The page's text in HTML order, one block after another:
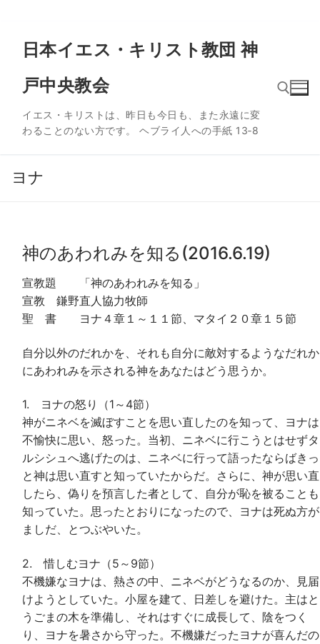
日本イエス・キリスト教団 神
戸中央教会
イエス・キリストは、昨日も今日も、また永遠に変
わることのない方です。 ヘブライ人への手紙 13‐8
ヨナ
神のあわれみを知る(2016.6.19)
宣教題 「神のあわれみを知る」
宣教 鎌野直人協力牧師
聖 書 ヨナ４章１～１１節、マタイ２０章１５節
自分以外のだれかを、それも自分に敵対するようなだれか
にあわれみを示される神をあなたはどう思うか。
1. ヨナの怒り（1～4節）
神がニネベを滅ぼすことを思い直したのを知って、ヨナは
不愉快に思い、怒った。当初、ニネベに行こうとはせずタ
ルシシュへ逃げたのは、ニネベに行って語ったならばきっ
と神は思い直すと知っていたからだ。さらに、神が思い直
したら、偽りを預言した者として、自分が恥を被ることも
知っていた。思ったとおりになったので、ヨナは死ぬ方が
ましだ、とつぶやいた。
2. 惜しむヨナ（5～9節）
不機嫌なヨナは、熱さの中、ニネベがどうなるのか、見届
けようとしていた。小屋を建て、日差しを避けた。主はと
うごまの木を準備し、それはすぐに成長して、陰をつく
り、ヨナを暑さから守った。不機嫌だったヨナが喜んだの